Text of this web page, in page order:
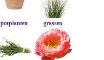
potplanten grassen